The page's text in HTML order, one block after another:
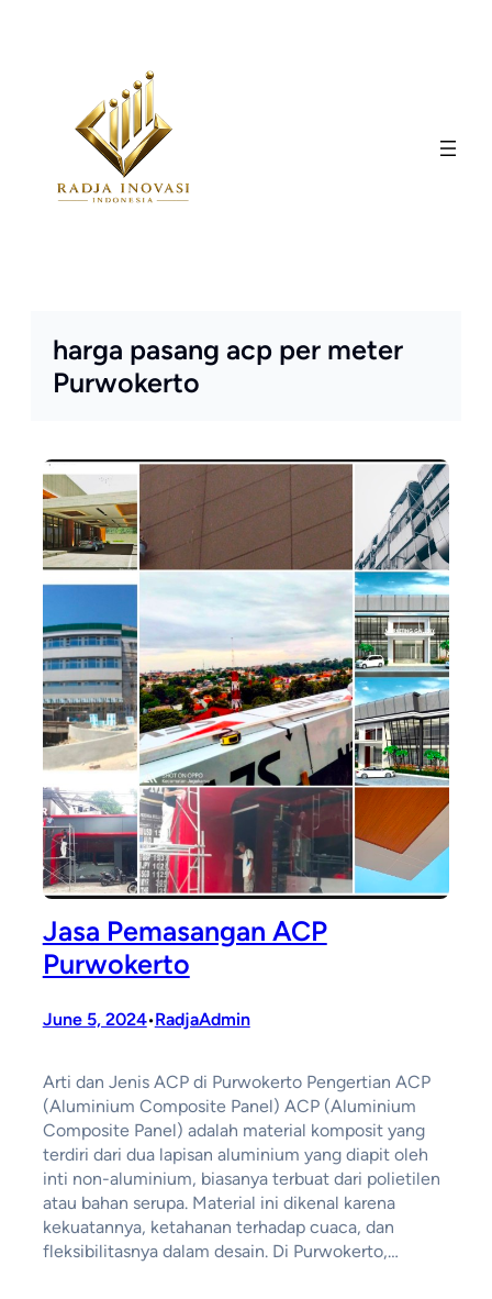
harga pasang acp per meter
Purwokerto
Jasa Pemasangan ACP
Purwokerto
June 5, 2024•RadjaAdmin
Arti dan Jenis ACP di Purwokerto Pengertian ACP
(Aluminium Composite Panel) ACP (Aluminium
Composite Panel) adalah material komposit yang
terdiri dari dua lapisan aluminium yang diapit oleh
inti non-aluminium, biasanya terbuat dari polietilen
atau bahan serupa. Material ini dikenal karena
kekuatannya, ketahanan terhadap cuaca, dan
fleksibilitasnya dalam desain. Di Purwokerto,…